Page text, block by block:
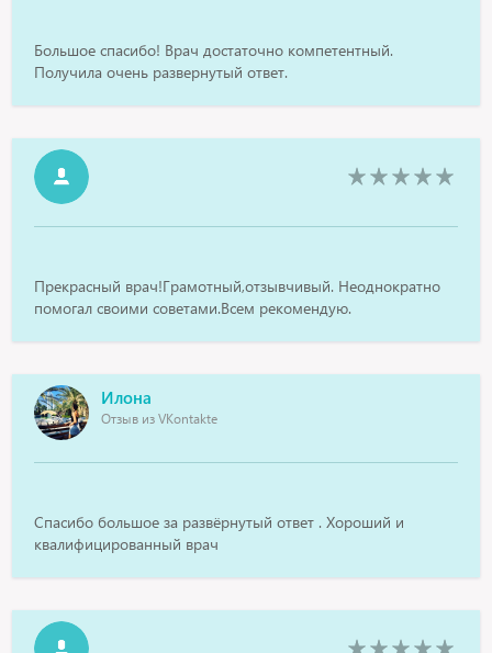
Большое спасибо! Врач достаточно компетентный.
Получила очень развернутый ответ.
Прекрасный врач!Грамотный,отзывчивый. Неоднократно
помогал своими советами.Всем рекомендую.
Илона
Отзыв из VKontakte
Спасибо большое за развёрнутый ответ . Хороший и
квалифицированный врач